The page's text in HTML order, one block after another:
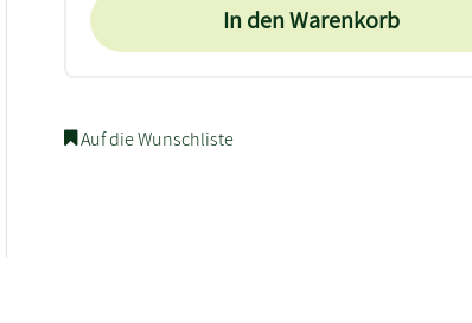
In den Warenkorb
Auf die Wunschliste